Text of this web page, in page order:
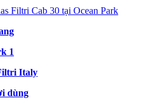
Filtri Cab 30 tại Ocean Park
1
Italy
dùng